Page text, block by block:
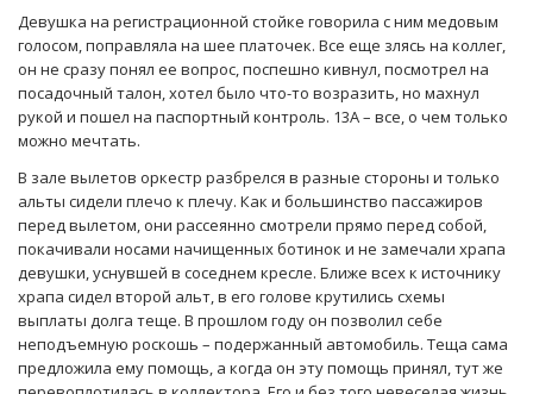
Девушка на регистрационной стойке говорила с ним медовым
голосом, поправляла на шее платочек. Все еще злясь на коллег,
он не сразу понял ее вопрос, поспешно кивнул, посмотрел на
посадочный талон, хотел было что-то возразить, но махнул
рукой и пошел на паспортный контроль. 13A – все, о чем только
можно мечтать.
В зале вылетов оркестр разбрелся в разные стороны и только
альты сидели плечо к плечу. Как и большинство пассажиров
перед вылетом, они рассеянно смотрели прямо перед собой,
покачивали носами начищенных ботинок и не замечали храпа
девушки, уснувшей в соседнем кресле. Ближе всех к источнику
храпа сидел второй альт, в его голове крутились схемы
выплаты долга теще. В прошлом году он позволил себе
неподъемную роскошь – подержанный автомобиль. Теща сама
предложила ему помощь, а когда он эту помощь принял, тут же